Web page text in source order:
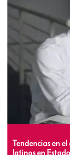
Tendencias en
latinos en